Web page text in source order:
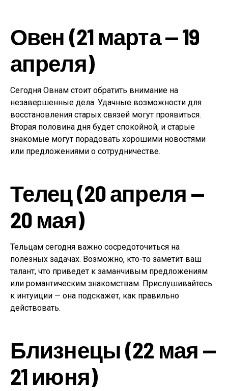
Овен (21 марта — 19
апреля)
Сегодня Овнам стоит обратить внимание на
незавершенные дела. Удачные возможности для
восстановления старых связей могут проявиться.
Вторая половина дня будет спокойной, и старые
знакомые могут порадовать хорошими новостями
или предложениями о сотрудничестве.
Телец (20 апреля —
20 мая)
Тельцам сегодня важно сосредоточиться на
полезных задачах. Возможно, кто-то заметит ваш
талант, что приведет к заманчивым предложениям
или романтическим знакомствам. Прислушивайтесь
к интуиции — она подскажет, как правильно
действовать.
Близнецы (22 мая —
21 июня)